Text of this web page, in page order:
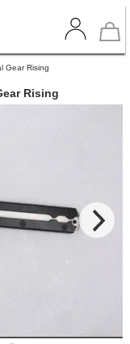
Gear Rising
Rising